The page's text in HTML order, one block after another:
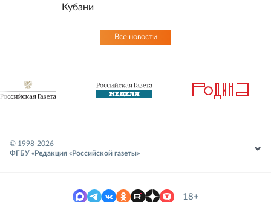
Кубани
Все новости
© 1998-2026
ФГБУ «Редакция «Российской газеты»
18+